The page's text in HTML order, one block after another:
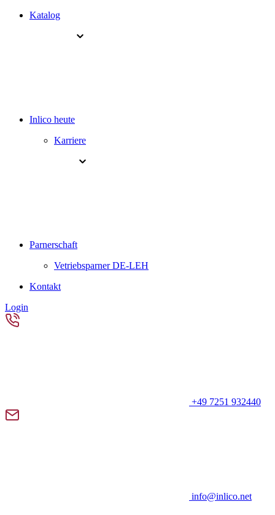
Katalog
Inlico heute
Karriere
Parnerschaft
Vetriebsparner DE-LEH
Kontakt
Login
+49 7251 932440
info@inlico.net